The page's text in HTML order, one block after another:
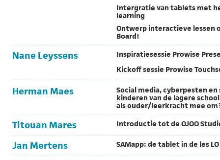
Intergratie van tablets met
learning
Ontwerp interactieve lessen
Board!
Nane Leyssens
Inspiratiesessie Prowise
Kickoff sessie Prowise
Herman Maes
Social media, cyberpesten
kinderen van de lagere
als ouder/leerkracht mee
Titouan Mares Introductie tot de OJOO
Jan Mertens SAMapp: de tablet in de les LO